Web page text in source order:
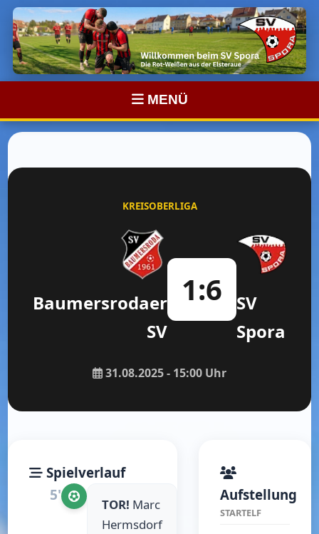
MENÜ
KREISOBERLIGA
Baumersrodaer
SV
1:6
SV
Spora
31.08.2025 - 15:00 Uhr
Spielverlauf
5'
TOR! Marc
Hermsdorf
Aufstellung
STARTELF